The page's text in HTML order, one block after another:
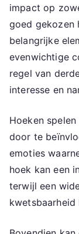
impact op
goed gekozen
belangrijke
evenwichtige
regel van
interesse en
Hoeken
door te
emoties
hoek kan een
terwijl een
kwetsbaarheid